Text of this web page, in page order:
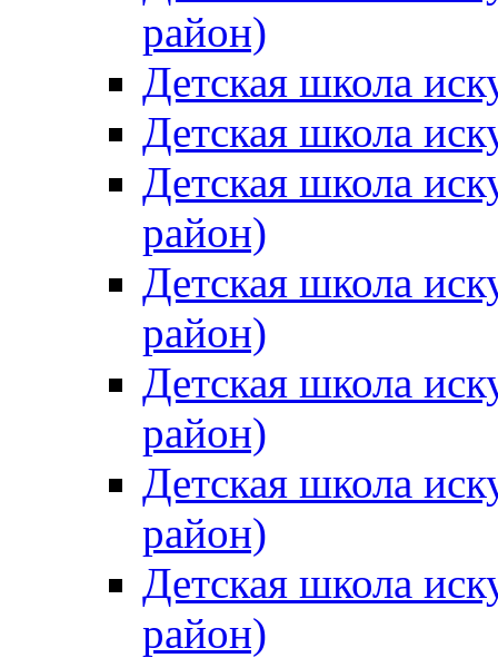
район)
Детская школа
Детская школа
Детская школа
район)
Детская школа
район)
Детская школа
район)
Детская школа
район)
Детская школа
район)